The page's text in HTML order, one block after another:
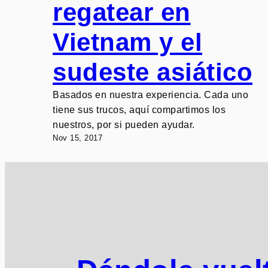
regatear en
Vietnam y el
sudeste asiático
Basados en nuestra experiencia. Cada uno
tiene sus trucos, aquí compartimos los
nuestros, por si pueden ayudar.
Nov 15, 2017